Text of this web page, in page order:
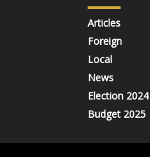
Articles
Foreign
Local
News
Election 2024
Budget 2025